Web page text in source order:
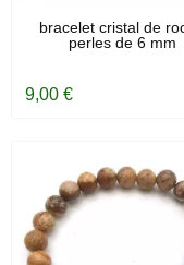
EN STOCK
bracelet cristal de
perles de 6 mm
9,00 €